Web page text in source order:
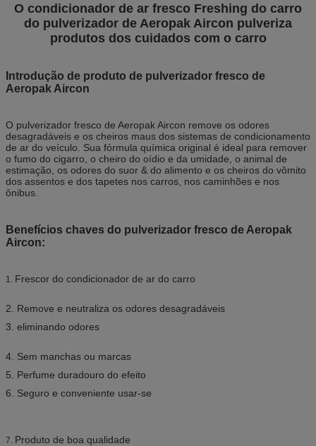
O condicionador de ar fresco Freshing do carro
do pulverizador de Aeropak Aircon pulveriza
produtos dos cuidados com o carro
Introdução de produto de pulverizador fresco de
Aeropak Aircon
O pulverizador fresco de Aeropak Aircon remove os odores
desagradáveis e os cheiros maus dos sistemas de condicionamento
de ar do veículo. Sua fórmula química original é ideal para remover
o fumo do cigarro, o cheiro do oídio e da umidade, o animal de
estimação, os odores do suor & do alimento e os cheiros do vômito
dos assentos e dos tapetes nos carros, nos caminhões e nos
ônibus.
Benefícios chaves do pulverizador fresco de Aeropak
Aircon:
1. Frescor do condicionador de ar do carro
2. Remove e neutraliza os odores desagradáveis
3. eliminando odores
4. Sem manchas ou marcas
5. Perfume duradouro do efeito
6. Seguro e conveniente usar-se
7. Produto de boa qualidade